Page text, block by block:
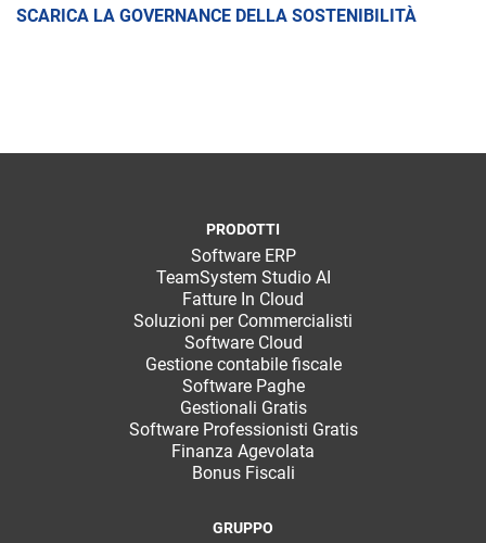
SCARICA LA GOVERNANCE DELLA SOSTENIBILITÀ
PRODOTTI
Software ERP
TeamSystem Studio AI
Fatture In Cloud
Soluzioni per Commercialisti
Software Cloud
Gestione contabile fiscale
Software Paghe
Gestionali Gratis
Software Professionisti Gratis
Finanza Agevolata
Bonus Fiscali
GRUPPO